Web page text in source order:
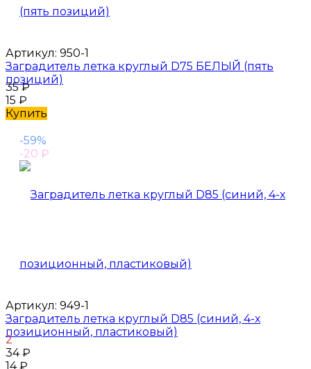
Артикул: 950-1
Заградитель летка круглый D75 БЕЛЫЙ (пять
позиций)
35₽
15 ₽
Купить
-59%
-20 ₽
Артикул: 949-1
Заградитель летка круглый D85 (синий, 4-х
позиционный, пластиковый)
2
34₽
14₽